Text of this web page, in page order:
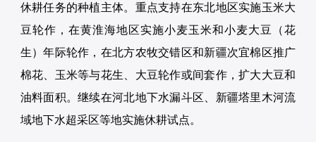
休耕任务的种植主体。重点支持在东北地区实施玉米大
豆轮作，在黄淮海地区实施小麦玉米和小麦大豆（花
生）年际轮作，在北方农牧交错区和新疆次宜棉区推广
棉花、玉米等与花生、大豆轮作或间套作，扩大大豆和
油料面积。继续在河北地下水漏斗区、新疆塔里木河流
域地下水超采区等地实施休耕试点。